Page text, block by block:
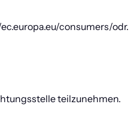
consumers/odr.
teilzunehmen.